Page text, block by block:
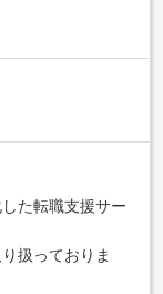
た転職支援サー
扱っておりま